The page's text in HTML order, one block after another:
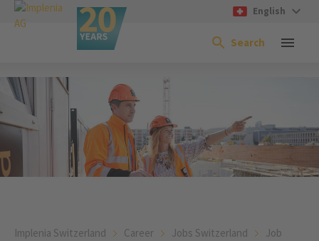
English
Search
Implenia Switzerland Career Jobs Switzerland Job